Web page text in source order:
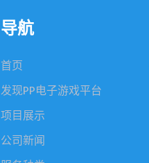
导航
首页
发现PP电子游戏平台
项目展示
公司新闻